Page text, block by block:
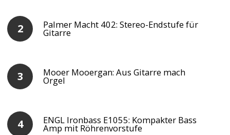
Palmer Macht 402: Stereo-Endstufe für
Gitarre
Mooer Mooergan: Aus Gitarre mach
Orgel
ENGL Ironbass E1055: Kompakter Bass
Amp mit Röhrenvorstufe